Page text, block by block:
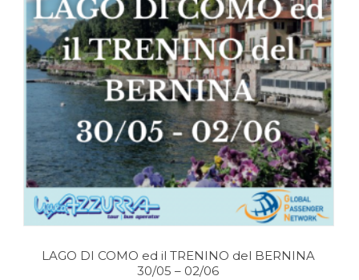
LAGO DI COMO ed il TRENINO del BERNINA
30/05 – 02/06